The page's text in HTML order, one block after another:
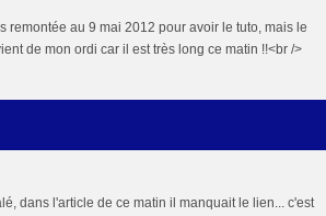
remontée au 9 mai 2012 pour avoir le tuto, mais le
de mon ordi car il est très long ce matin !!<br />
dans l'article de ce matin il manquait le lien... c'est